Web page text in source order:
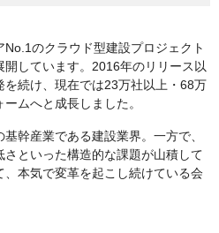
のクラウド型建設プロジェクト
開しています。2016年のリリース以
続け、現在では23万社以上・68万
ムへと成長しました。
幹産業である建設業界。一方で、
といった構造的な課題が山積して
本気で変革を起こし続けている会